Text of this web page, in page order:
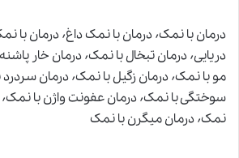
نمک٬ درمان میگرن با نمک